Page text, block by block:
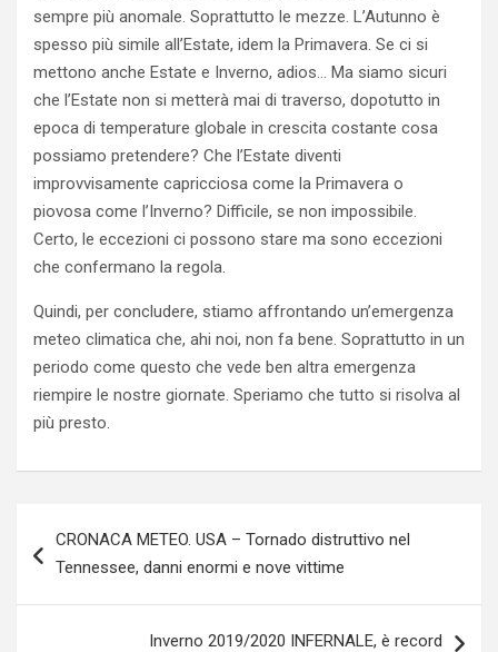
sempre più anomale. Soprattutto le mezze. L’Autunno è
spesso più simile all’Estate, idem la Primavera. Se ci si
mettono anche Estate e Inverno, adios… Ma siamo sicuri
che l’Estate non si metterà mai di traverso, dopotutto in
epoca di temperature globale in crescita costante cosa
possiamo pretendere? Che l’Estate diventi
improvvisamente capricciosa come la Primavera o
piovosa come l’Inverno? Difficile, se non impossibile.
Certo, le eccezioni ci possono stare ma sono eccezioni
che confermano la regola.
Quindi, per concludere, stiamo affrontando un’emergenza
meteo climatica che, ahi noi, non fa bene. Soprattutto in un
periodo come questo che vede ben altra emergenza
riempire le nostre giornate. Speriamo che tutto si risolva al
più presto.
articoli
CRONACA METEO. USA – Tornado distruttivo nel
Tennessee, danni enormi e nove vittime
Inverno 2019/2020 INFERNALE, è record